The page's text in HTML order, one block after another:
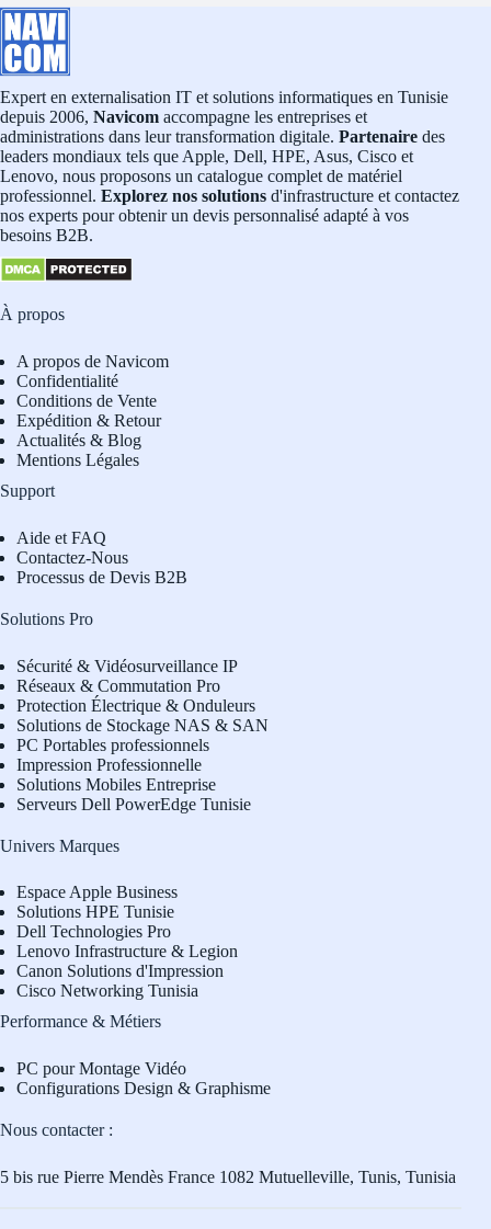
Expert en externalisation IT et solutions informatiques en Tunisie
depuis 2006, Navicom accompagne les entreprises et
administrations dans leur transformation digitale. Partenaire des
leaders mondiaux tels que Apple, Dell, HPE, Asus, Cisco et
Lenovo, nous proposons un catalogue complet de matériel
professionnel. Explorez nos solutions d'infrastructure et contactez
nos experts pour obtenir un devis personnalisé adapté à vos
besoins B2B.
À propos
A propos de Navicom
Confidentialité
Conditions de Vente
Expédition & Retour
Actualités & Blog
Mentions Légales
Support
Aide et FAQ
Contactez-Nous
Processus de Devis B2B
Solutions Pro
Sécurité & Vidéosurveillance IP
Réseaux & Commutation Pro
Protection Électrique & Onduleurs
Solutions de Stockage NAS & SAN
PC Portables professionnels
Impression Professionnelle
Solutions Mobiles Entreprise
Serveurs Dell PowerEdge Tunisie
Univers Marques
Espace Apple Business
Solutions HPE Tunisie
Dell Technologies Pro
Lenovo Infrastructure & Legion
Canon Solutions d'Impression
Cisco Networking Tunisia
Performance & Métiers
PC pour Montage Vidéo
Configurations Design & Graphisme
Nous contacter :
5 bis rue Pierre Mendès France 1082 Mutuelleville, Tunis, Tunisia